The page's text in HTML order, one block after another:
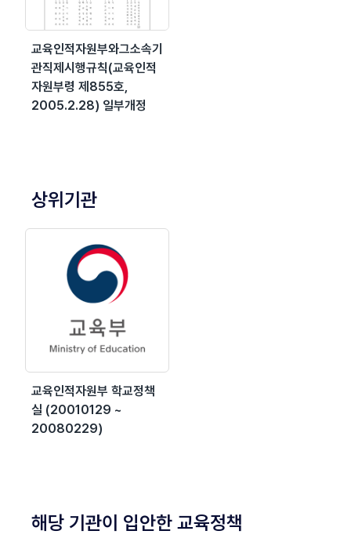
교육인적자원부와그소속기
관직제시행규칙(교육인적
자원부령 제855호,
2005.2.28) 일부개정
상위기관
교육인적자원부 학교정책
실 (20010129 ~
20080229)
해당 기관이 입안한 교육정책